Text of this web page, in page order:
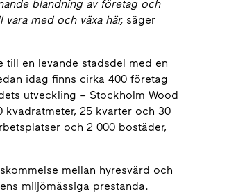
blandning av företag och
med och växa här, säger
en levande stadsdel med en
idag finns cirka 400 företag
utveckling – Stockholm Wood
25 kvarter och 30
och 2 000 bostäder,
mellan hyresvärd och
miljömässiga prestanda.